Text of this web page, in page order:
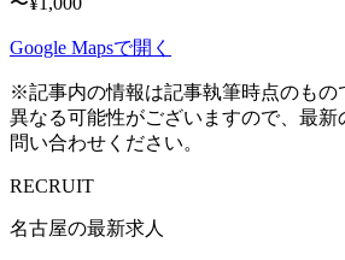
Google Mapsで開く
※記事内の情報は記事執筆時点のもの
異なる可能性がございますので、最新
問い合わせください。
RECRUIT
名古屋の最新求人